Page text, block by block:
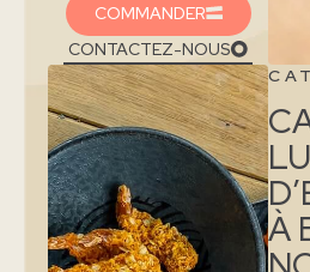
COMMANDER
CONTACTEZ-NOUS
À